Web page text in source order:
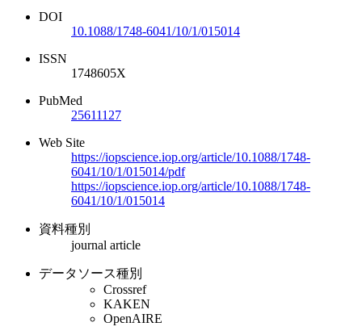
DOI
10.1088/1748-6041/10/1/015014
ISSN
1748605X
PubMed
25611127
Web Site
https://iopscience.iop.org/article/10.1088/1748-
6041/10/1/015014/pdf
https://iopscience.iop.org/article/10.1088/1748-
6041/10/1/015014
資料種別
journal article
データソース種別
Crossref
KAKEN
OpenAIRE